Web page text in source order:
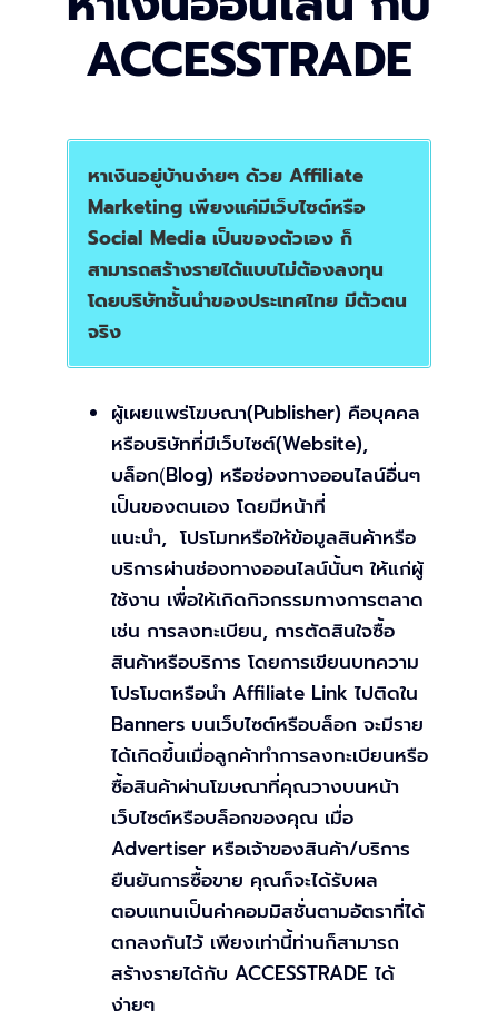
ACCESSTRADE
หาเงินอยู่บ้านง่ายๆ ด้วย Affiliate
Marketing เพียงแค่มีเว็บไซต์หรือ
Social Media เป็นของตัวเอง ก็
สามารถสร้างรายได้แบบไม่ต้องลงทุน
โดยบริษัทชั้นนำของประเทศไทย มีตัวตน
จริง
ผู้เผยแพร่โฆษณา(Publisher) คือบุคคล
หรือบริษัทที่มีเว็บไซต์(Website),
บล็อก(ฺBlog) หรือช่องทางออนไลน์อื่นๆ
เป็นของตนเอง โดยมีหน้าที่
แนะนำ, โปรโมทหรือให้ข้อมูลสินค้าหรือ
บริการผ่านช่องทางออนไลน์นั้นๆ ให้แก่ผู้
ใช้งาน เพื่อให้เกิดกิจกรรมทางการตลาด
เช่น การลงทะเบียน, การตัดสินใจซื้อ
สินค้าหรือบริการ โดยการเขียนบทความ
โปรโมตหรือนำ Affiliate Link ไปติดใน
Banners บนเว็บไซต์หรือบล็อก จะมีราย
ได้เกิดขึ้นเมื่อลูกค้าทำการลงทะเบียนหรือ
ซื้อสินค้าผ่านโฆษณาที่คุณวางบนหน้า
เว็บไซต์หรือบล็อกของคุณ เมื่อ
Advertiser หรือเจ้าของสินค้า/บริการ
ยืนยันการซื้อขาย คุณก็จะได้รับผล
ตอบแทนเป็นค่าคอมมิสชั่นตามอัตราที่ได้
ตกลงกันไว้ เพียงเท่านี้ท่านก็สามารถ
สร้างรายได้กับ ACCESSTRADE ได้
ง่ายๆ